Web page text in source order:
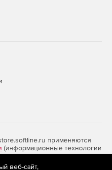
применяются
(информационные технологии
основе сбора,
относящихся к
веб-сайт,